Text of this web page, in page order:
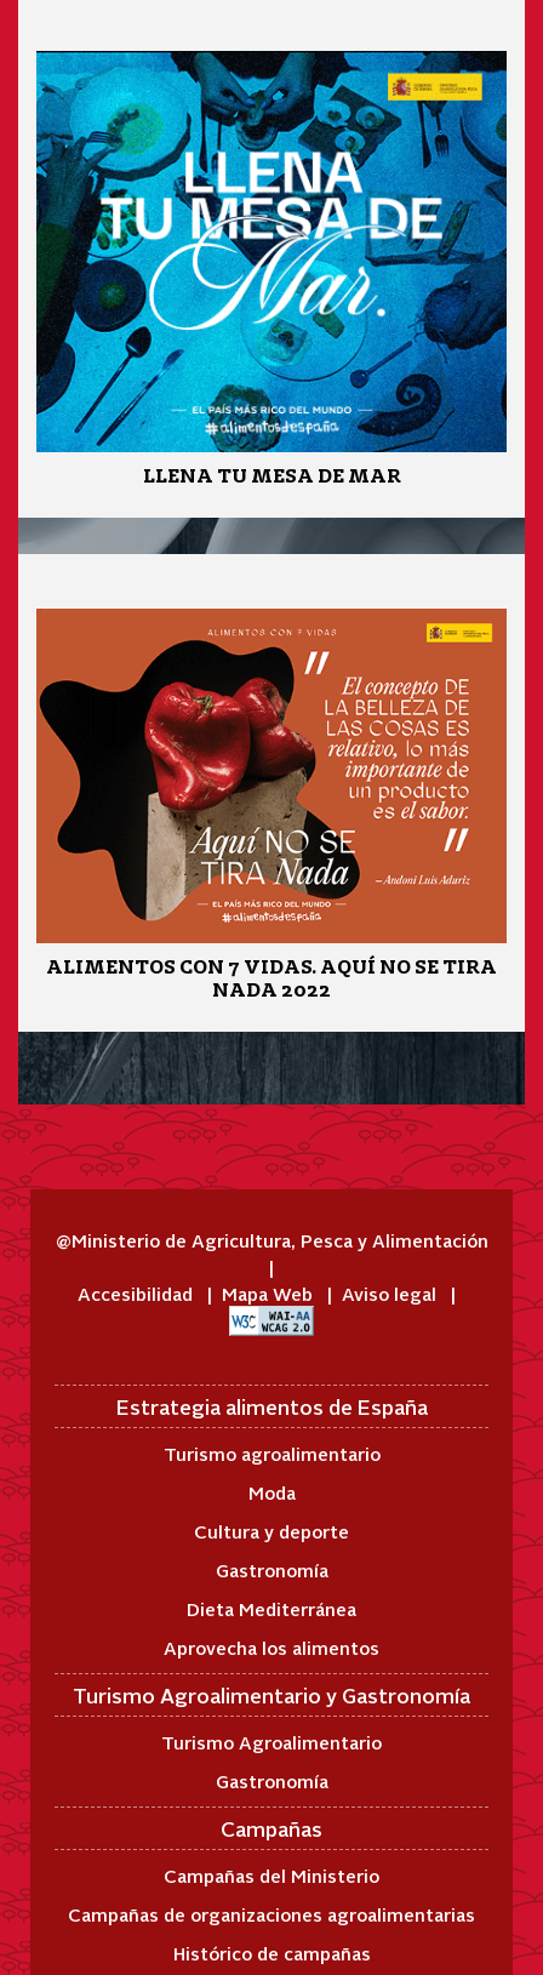
LLENA TU MESA DE MAR
ALIMENTOS CON 7 VIDAS. AQUÍ NO SE TIRA
NADA 2022
@Ministerio de Agricultura, Pesca y Alimentación
Accesibilidad Mapa Web Aviso legal
Estrategia alimentos de España
Turismo agroalimentario
Moda
Cultura y deporte
Gastronomía
Dieta Mediterránea
Aprovecha los alimentos
Turismo Agroalimentario y Gastronomía
Turismo Agroalimentario
Gastronomía
Campañas
Campañas del Ministerio
Campañas de organizaciones agroalimentarias
Histórico de campañas